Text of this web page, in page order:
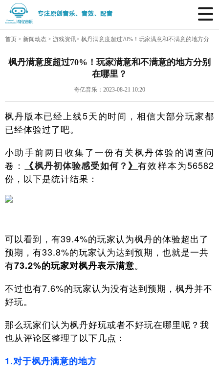
首页 > 新闻动态 > 游戏资讯> 枫丹满意度超过70%！玩家满意和不满意的地方分
别在哪里？
枫丹满意度超过70%！玩家满意和不满意的地方分别
在哪里？
奇亿音乐：2023-08-21 10:20
枫丹版本已经上线5天的时间，相信大部分玩家都
已经体验过了吧。
小助手前两日收集了一份有关枫丹体验的调查问
卷：
《枫丹初体验感受如何？ 》有效样本为56582
份，以下是统计结果：
可以看到，有39.4%的玩家认为枫丹的体验超出了
预期，有33.8%的玩家认为达到预期，也就是一共
有73.2%的玩家对枫丹表示满意。
不过也有7.6%的玩家认为没有达到预期，枫丹并不
好玩。
那么玩家们认为枫丹好玩或者不好玩在哪里呢？我
也从评论区整理了以下几点：
1.对于枫丹满意的地方